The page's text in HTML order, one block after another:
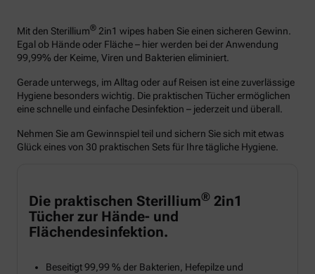
Mit den Sterillium® 2in1 wipes haben Sie einen sicheren Gewinn.
Egal ob Hände oder Fläche – hier werden bei der Anwendung
99,99% der Keime, Viren und Bakterien eliminiert.
Gerade unterwegs, im Alltag oder auf Reisen ist eine zuverlässige
Hygiene besonders wichtig. Die praktischen Tücher ermöglichen
eine schnelle und einfache Desinfektion – jederzeit und überall.
Nehmen Sie am Gewinnspiel teil und sichern Sie sich mit etwas
Glück eines von 30 praktischen Sets für Ihre tägliche Hygiene.
Die praktischen Sterillium® 2in1
Tücher zur Hände- und
Flächendesinfektion.
Beseitigt 99,99 % der Bakterien, Hefepilze und